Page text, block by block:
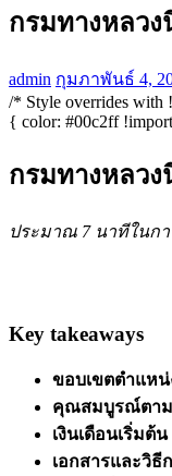
กรมทางหลว
admin กุมภาพันธ์ 4,
/* Style overrides with
{ color: #00c2ff
กรมทางหลว
ประมาณ 7 นาทีในก
Key takeaways
ขอบเขตตำแหน่
คุณสมบูรณ์ตาม
เงินเดือนเริ่มต้น
เอกสารและวิธี